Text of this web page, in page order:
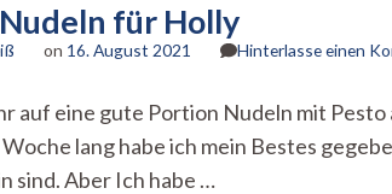
für Holly
on 16. August 2021 Hinterlasse einen
auf eine gute Portion Nudeln mit
lang habe ich mein Bestes
sind. Aber Ich habe …